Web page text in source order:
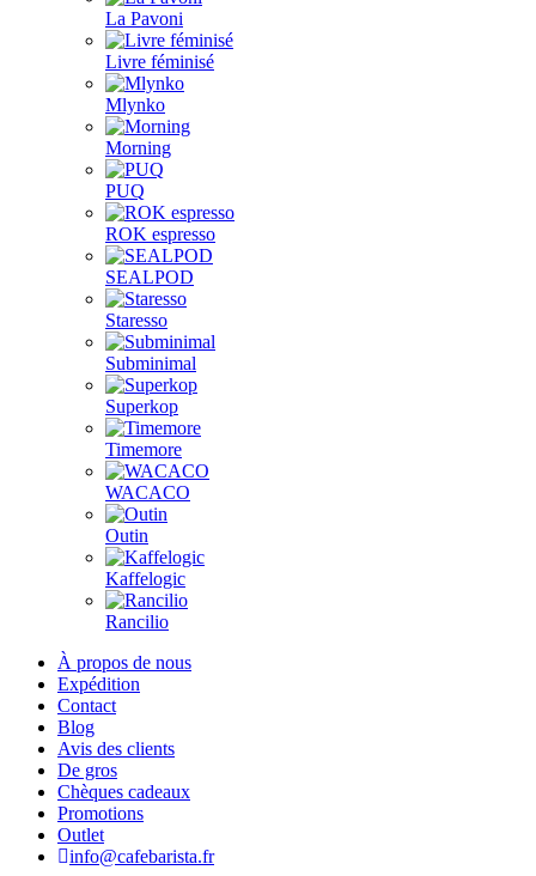
La Pavoni
Livre féminisé
Mlynko
Morning
PUQ
ROK espresso
SEALPOD
Staresso
Subminimal
Superkop
Timemore
WACACO
Outin
Kaffelogic
Rancilio
À propos de nous
Expédition
Contact
Blog
Avis des clients
De gros
Chèques cadeaux
Promotions
Outlet
info@cafebarista.fr